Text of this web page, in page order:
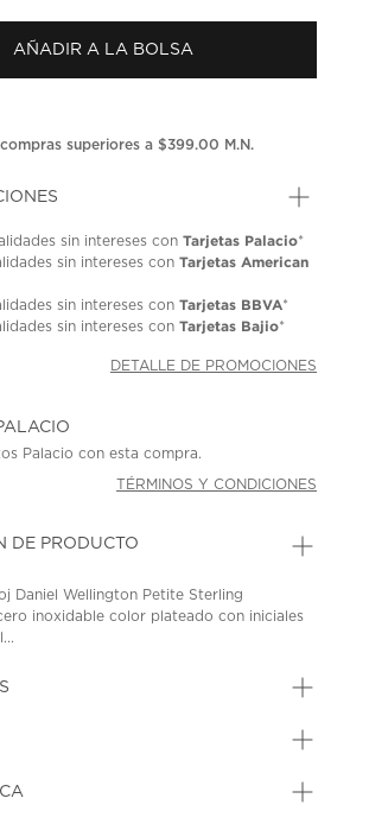
puntuación.
en
la
AÑADIR A LA BOLSA
superiores a $399.00 M.N.
sin intereses conTarjetas Palacio*
sin intereses conTarjetas American
sin intereses conTarjetas BBVA*
sin intereses conTarjetas Bajio*
DETALLE DE PROMOCIONES
Palacio con esta compra.
TÉRMINOS Y CONDICIONES
DE PRODUCTO
Daniel Wellington Petite Sterling
inoxidable color plateado con iniciales